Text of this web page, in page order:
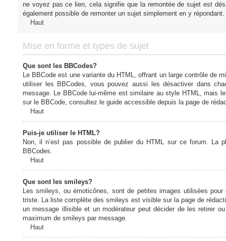
ne voyez pas ce lien, cela signifie que la remontée de sujet est
également possible de remonter un sujet simplement en y
Haut
Mise en forme et types de sujet
Que sont les BBCodes?
Le BBCode est une variante du HTML, offrant un large contrôle de
utiliser les BBCodes, vous pouvez aussi les désactiver dans
message. Le BBCode lui-même est similaire au style HTML, mais
sur le BBCode, consultez le guide accessible depuis la page de
Haut
Puis-je utiliser le HTML?
Non, il n’est pas possible de publier du HTML sur ce forum. La
BBCodes.
Haut
Que sont les smileys?
Les smileys, ou émoticônes, sont de petites images utilisées
triste. La liste complète des smileys est visible sur la page de
un message illisible et un modérateur peut décider de les retirer
maximum de smileys par message.
Haut